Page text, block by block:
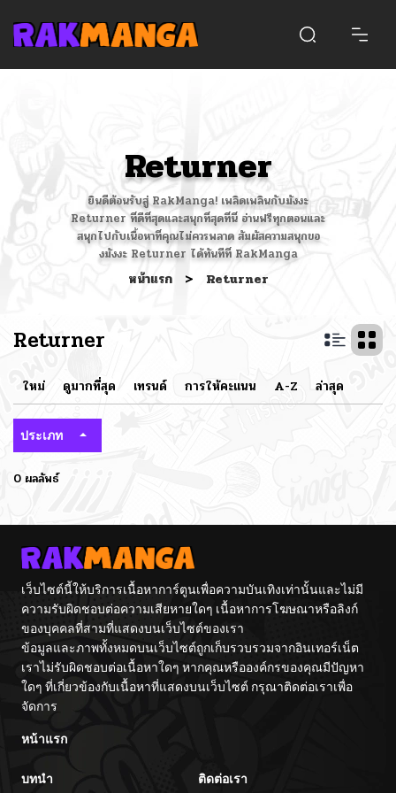
Returner
ยินดีต้อนรับสู่ RakManga! เพลิดเพลินกับมังงะ
Returner ที่ดีที่สุดและสนุกที่สุดที่นี่ อ่านฟรีทุกตอนและ
สนุกไปกับเนื้อหาที่คุณไม่ควรพลาด สัมผัสความสนุกขอ
งมังงะ Returner ได้ทันทีที่ RakManga
หน้าแรก > Returner
Returner
ใหม่ ดูมากที่สุด เทรนด์ การให้คะแนน A-Z ล่าสุด
ประเภท
0 ผลลัพธ์
เว็บไซต์นี้ให้บริการเนื้อหาการ์ตูนเพื่อความบันเทิงเท่านั้นและไม่มี
ความรับผิดชอบต่อความเสียหายใดๆ เนื้อหาการโฆษณาหรือลิงก์
ของบุคคลที่สามที่แสดงบนเว็บไซต์ของเรา
ข้อมูลและภาพทั้งหมดบนเว็บไซต์ถูกเก็บรวบรวมจากอินเทอร์เน็ต
เราไม่รับผิดชอบต่อเนื้อหาใดๆ หากคุณหรือองค์กรของคุณมีปัญหา
ใดๆ ที่เกี่ยวข้องกับเนื้อหาที่แสดงบนเว็บไซต์ กรุณาติดต่อเราเพื่อ
จัดการ
หน้าแรก
บทนำ ติดต่อเรา